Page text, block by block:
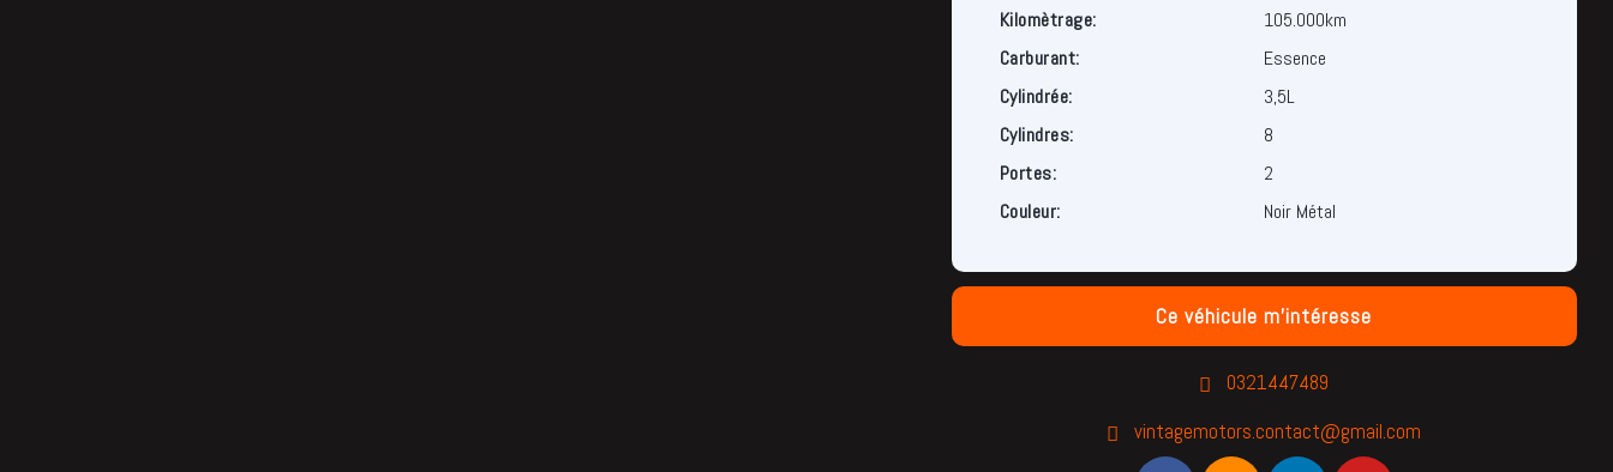
Kilomètrage:
105.000km
Carburant:
Essence
Cylindrée:
3,5L
Cylindres:
8
Portes:
2
Couleur:
Noir Métal
Ce véhicule m'intéresse
0321447489
vintagemotors.contact@gmail.com